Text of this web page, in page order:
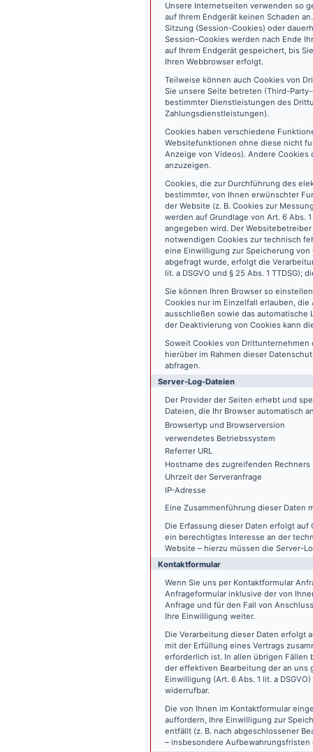
Unsere Internetseiten verwenden so
auf Ihrem Endgerät keinen Schaden
Sitzung (Session-Cookies) oder
Session-Cookies werden nach Ende
auf Ihrem Endgerät gespeichert, bis
Ihren Webbrowser erfolgt.
Teilweise können auch Cookies von
Sie unsere Seite betreten (Third-
bestimmter Dienstleistungen des
Zahlungsdienstleistungen).
Cookies haben verschiedene
Websitefunktionen ohne diese nicht
Anzeige von Videos). Andere
anzuzeigen.
Cookies, die zur Durchführung des
bestimmter, von Ihnen erwünschter
der Website (z. B. Cookies zur
werden auf Grundlage von Art. 6 Abs.
angegeben wird. Der
notwendigen Cookies zur technisch
eine Einwilligung zur Speicherung
abgefragt wurde, erfolgt die
lit. a DSGVO und § 25 Abs. 1
Sie können Ihren Browser so
Cookies nur im Einzelfall erlauben,
ausschließen sowie das automatische
der Deaktivierung von Cookies kann
Soweit Cookies von
hierüber im Rahmen dieser
abfragen.
Server-Log-Dateien
Der Provider der Seiten erhebt und
Dateien, die Ihr Browser automatisch
Browsertyp und Browserversion
verwendetes Betriebssystem
Referrer URL
Hostname des zugreifenden Rechners
Uhrzeit der Serveranfrage
IP-Adresse
Eine Zusammenführung dieser Daten
Die Erfassung dieser Daten erfolgt auf
ein berechtigtes Interesse an der
Website – hierzu müssen die Server-
Kontaktformular
Wenn Sie uns per Kontaktformular
Anfrageformular inklusive der von
Anfrage und für den Fall von
Ihre Einwilligung weiter.
Die Verarbeitung dieser Daten erfolgt
mit der Erfüllung eines Vertrags
erforderlich ist. In allen übrigen Fällen
der effektiven Bearbeitung der an uns
Einwilligung (Art. 6 Abs. 1 lit. a
widerrufbar.
Die von Ihnen im Kontaktformular
auffordern, Ihre Einwilligung zur
entfällt (z. B. nach abgeschlossener
– insbesondere